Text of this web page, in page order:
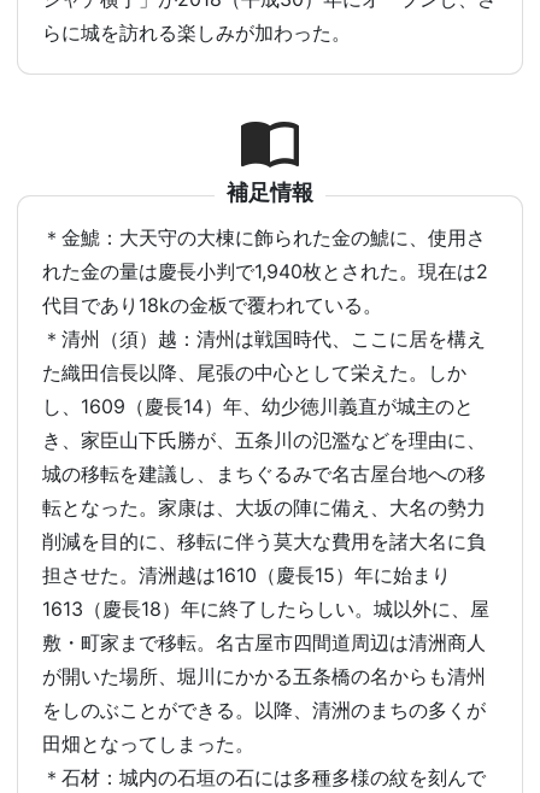
らに城を訪れる楽しみが加わった。
補足情報
＊金鯱：大天守の大棟に飾られた金の鯱に、使用さ
れた金の量は慶長小判で1,940枚とされた。現在は2
代目であり18kの金板で覆われている。
＊清州（須）越：清州は戦国時代、ここに居を構え
た織田信長以降、尾張の中心として栄えた。しか
し、1609（慶長14）年、幼少徳川義直が城主のと
き、家臣山下氏勝が、五条川の氾濫などを理由に、
城の移転を建議し、まちぐるみで名古屋台地への移
転となった。家康は、大坂の陣に備え、大名の勢力
削減を目的に、移転に伴う莫大な費用を諸大名に負
担させた。清洲越は1610（慶長15）年に始まり
1613（慶長18）年に終了したらしい。城以外に、屋
敷・町家まで移転。名古屋市四間道周辺は清洲商人
が開いた場所、堀川にかかる五条橋の名からも清州
をしのぶことができる。以降、清洲のまちの多くが
田畑となってしまった。
＊石材：城内の石垣の石には多種多様の紋を刻んで